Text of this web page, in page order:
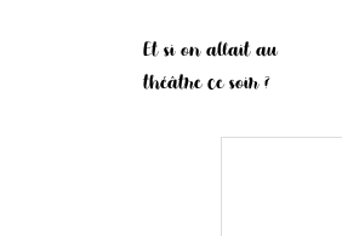
Et si on allait au
théâtre ce soir ?